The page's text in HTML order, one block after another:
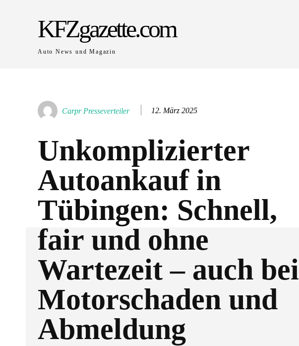
KFZgazette.com
Auto News und Magazin
Carpr Presseverteiler 12. März 2025
Unkomplizierter
Autoankauf in
Tübingen: Schnell,
fair und ohne
Wartezeit – auch bei
Motorschaden und
Abmeldung